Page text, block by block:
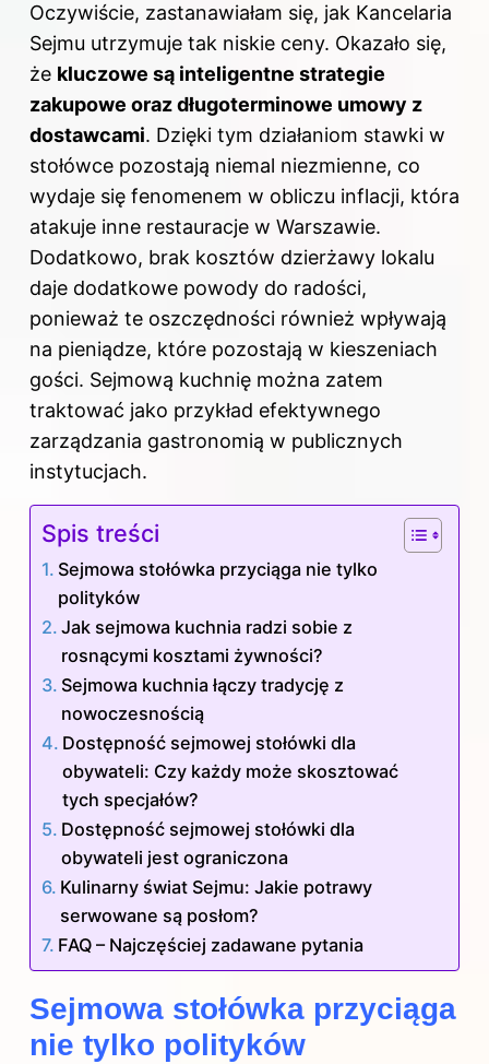
Oczywiście, zastanawiałam się, jak Kancelaria
Sejmu utrzymuje tak niskie ceny. Okazało się,
że kluczowe są inteligentne strategie
zakupowe oraz długoterminowe umowy z
dostawcami. Dzięki tym działaniom stawki w
stołówce pozostają niemal niezmienne, co
wydaje się fenomenem w obliczu inflacji, która
atakuje inne restauracje w Warszawie.
Dodatkowo, brak kosztów dzierżawy lokalu
daje dodatkowe powody do radości,
ponieważ te oszczędności również wpływają
na pieniądze, które pozostają w kieszeniach
gości. Sejmową kuchnię można zatem
traktować jako przykład efektywnego
zarządzania gastronomią w publicznych
instytucjach.
Spis treści
Sejmowa stołówka przyciąga nie tylko
polityków
Jak sejmowa kuchnia radzi sobie z
rosnącymi kosztami żywności?
Sejmowa kuchnia łączy tradycję z
nowoczesnością
Dostępność sejmowej stołówki dla
obywateli: Czy każdy może skosztować
tych specjałów?
Dostępność sejmowej stołówki dla
obywateli jest ograniczona
Kulinarny świat Sejmu: Jakie potrawy
serwowane są posłom?
FAQ – Najczęściej zadawane pytania
Sejmowa stołówka przyciąga
nie tylko polityków